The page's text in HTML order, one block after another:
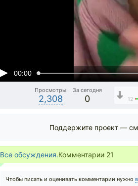
00:00
Просмотры
2,308
За сегодня
0 12
Поддержите проект —
Все обсуждения.Комментарии 21
Чтобы писать и оценивать комментарии нужно